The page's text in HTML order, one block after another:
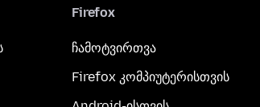
Firefox
ჩამოტვირთვა
Firefox კომპიუტერისთვის